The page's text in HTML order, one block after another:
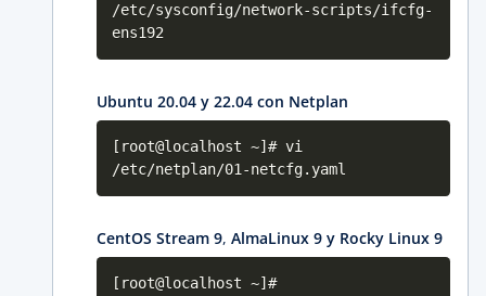
/etc/sysconfig/network-scripts/ifcfg-
ens192
Ubuntu 20.04 y 22.04 con Netplan
[root@localhost ~]# vi
/etc/netplan/01-netcfg.yaml
CentOS Stream 9, AlmaLinux 9 y Rocky Linux 9
[root@localhost ~]#